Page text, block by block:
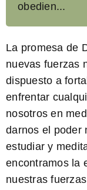
obedien...
La promesa de
nuevas fuerzas
dispuesto a
enfrentar
nosotros en
darnos el poder
estudiar y
encontramos la
nuestras